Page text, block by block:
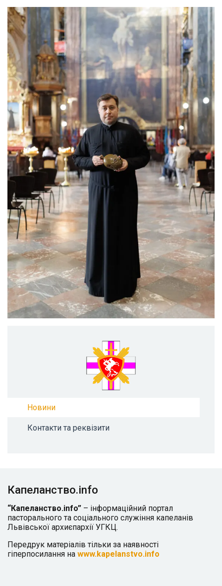
Новини
Контакти та реквізити
Капеланство.info
“Капеланство.info” – інформаційний портал
пасторального та соціального служіння капеланів
Львівської архиєпархії УГКЦ.
Передрук матеріалів тільки за наявності
гіперпосилання на www.kapelanstvo.info